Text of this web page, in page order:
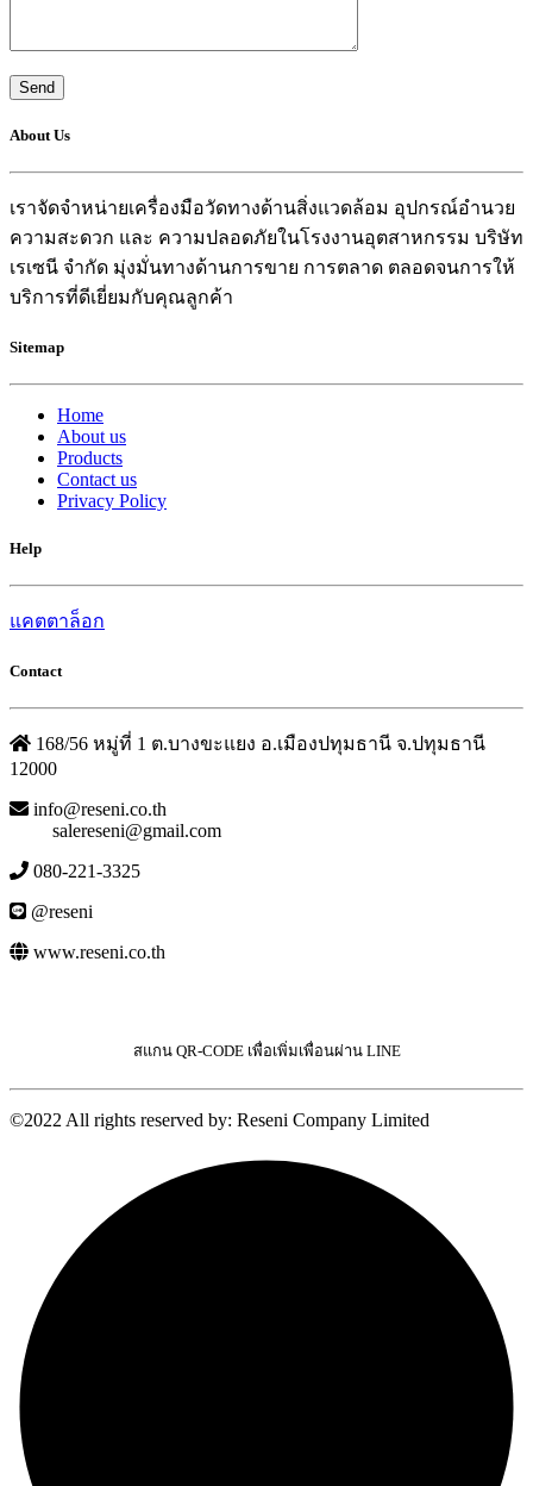
About Us
เราจัดจำหน่ายเครื่องมือวัดทางด้านสิ่งแวดล้อม อุปกรณ์อำนวย
ความสะดวก และ ความปลอดภัยในโรงงานอุตสาหกรรม บริษัท
เรเซนี จำกัด มุ่งมั่นทางด้านการขาย การตลาด ตลอดจนการให้
บริการที่ดีเยี่ยมกับคุณลูกค้า
Sitemap
Home
About us
Products
Contact us
Privacy Policy
Help
แคตตาล็อก
Contact
168/56 หมู่ที่ 1 ต.บางขะแยง อ.เมืองปทุมธานี จ.ปทุมธานี
12000
info@reseni.co.th
salereseni@gmail.com
080-221-3325
@reseni
www.reseni.co.th
สแกน QR-CODE เพื่อเพิ่มเพื่อนผ่าน LINE
©2022 All rights reserved by: Reseni Company Limited